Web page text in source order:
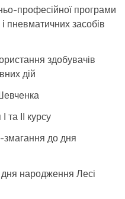
професійної програми
пневматичних засобів
здобувачів
дій
та ІІ курсу
змагання до дня
народження Лесі